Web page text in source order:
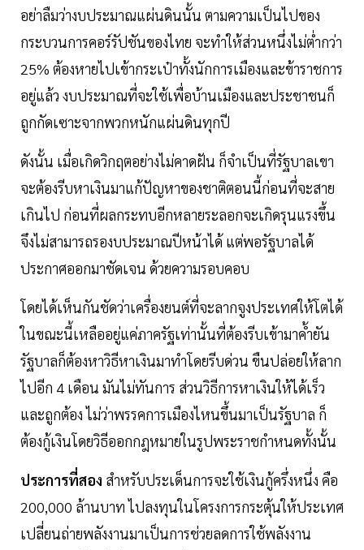
อย่าลืมว่างบประมาณแผ่นดินนั้น ตามความเป็นไปของ
กระบวนการคอร์รัปชันของไทย จะทำให้ส่วนหนึ่งไม่ต่ำกว่า
25% ต้องหายไปเข้ากระเป๋าทั้งนักการเมืองและข้าราชการ
อยู่แล้ว งบประมาณที่จะใช้เพื่อบ้านเมืองและประชาชนก็
ถูกกัดเซาะจากพวกหนักแผ่นดินทุกปี
ดังนั้น เมื่อเกิดวิกฤตอย่างไม่คาดฝัน ก็จำเป็นที่รัฐบาลเขา
จะต้องรีบหาเงินมาแก้ปัญหาของชาติตอนนี้ก่อนที่จะสาย
เกินไป ก่อนที่ผลกระทบอีกหลายระลอกจะเกิดรุนแรงขึ้น
จึงไม่สามารถรองบประมาณปีหน้าได้ แต่พอรัฐบาลได้
ประกาศออกมาชัดเจน ด้วยความรอบคอบ
โดยได้เห็นกันชัดว่าเครื่องยนต์ที่จะลากจูงประเทศให้โตได้
ในขณะนี้เหลืออยู่แค่ภาครัฐเท่านั้นที่ต้องรีบเข้ามาค้ำยัน
รัฐบาลก็ต้องหาวิธีหาเงินมาทำโดยรีบด่วน ขืนปล่อยให้ลาก
ไปอีก 4 เดือน มันไม่ทันการ ส่วนวิธีการหาเงินให้ได้เร็ว
และถูกต้อง ไม่ว่าพรรคการเมืองไหนขึ้นมาเป็นรัฐบาล ก็
ต้องกู้เงินโดยวิธีออกกฎหมายในรูปพระราชกำหนดทั้งนั้น
ประการที่สอง สำหรับประเด็นการจะใช้เงินกู้ครึ่งหนึ่ง คือ
200,000 ล้านบาท ไปลงทุนในโครงการกระตุ้นให้ประเทศ
เปลี่ยนถ่ายพลังงานมาเป็นการช่วยลดการใช้พลังงาน